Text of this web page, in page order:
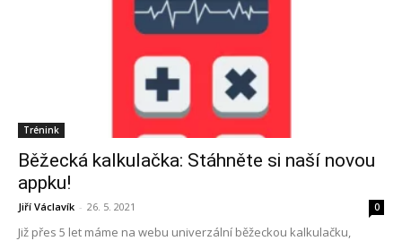
Trénink
Běžecká kalkulačka: Stáhněte si naší novou
appku!
Jiří Václavík - 26. 5. 2021 0
Již přes 5 let máme na webu univerzální běžeckou kalkulačku,